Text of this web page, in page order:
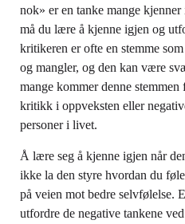
nok» er en tanke mange
må du lære å kjenne igjen og
kritikeren er ofte en stemme
og mangler, og den kan være
mange kommer denne
kritikk i oppveksten eller
personer i livet.
Å lære seg å kjenne igjen når
ikke la den styre hvordan du
på veien mot bedre selvfølelse.
utfordre de negative tankene